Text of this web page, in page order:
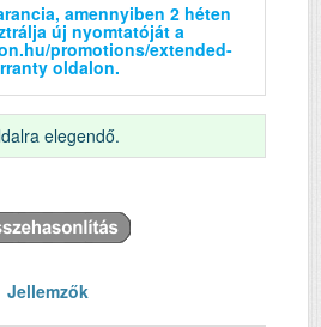
amennyiben 2 héten
új nyomtatóját a
promotions/extended-
oldalon.
elegendő.
Jellemzők